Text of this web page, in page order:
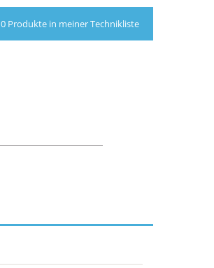
0 Produkte in meiner Technikliste